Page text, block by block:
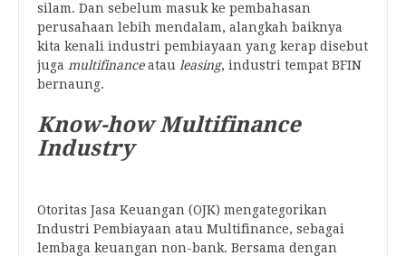
silam. Dan sebelum masuk ke pembahasan
perusahaan lebih mendalam, alangkah baiknya
kita kenali industri pembiayaan yang kerap disebut
juga multifinanceatau leasing, industri tempat BFIN
bernaung.
Know-how Multifinance
Industry
Otoritas Jasa Keuangan (OJK) mengategorikan
Industri Pembiayaan atau Multifinance, sebagai
lembaga keuangan non-bank. Bersama dengan